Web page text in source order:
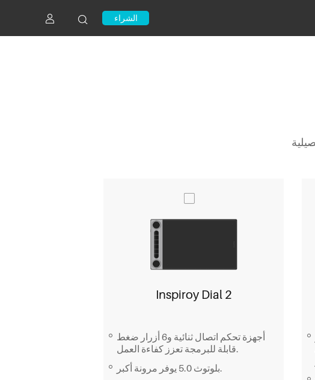
الشراء
Inspiroy Dial 2
أجهزة تحكم اتصال ثنائية و6 أزرار ضغط
قابلة للبرمجة تعزز كفاءة العمل.
بلوتوث 5.0 يوفر مرونة أكبر.